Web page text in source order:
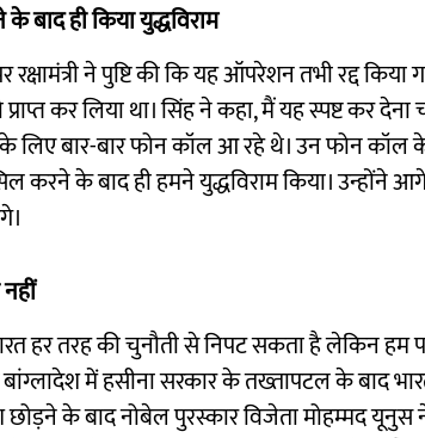
बाद ही किया युद्धविराम
रक्षामंत्री ने पुष्टि की कि यह ऑपरेशन तभी रद्द
प्राप्त कर लिया था। सिंह ने कहा, मैं यह स्पष्ट कर
लिए बार-बार फोन कॉल आ रहे थे। उन फोन कॉल
करने के बाद ही हमने युद्धविराम किया।
हर तरह की चुनौती से निपट सकता है लेकिन हम
में हसीना सरकार के तख्तापटल के बाद
के बाद नोबेल पुरस्कार विजेता मोहम्मद यूनुस ने